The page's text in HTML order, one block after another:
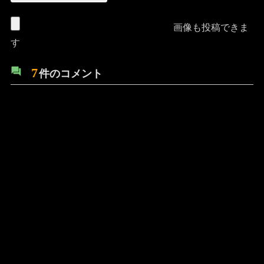
画像も投稿できま
す
7件のコメント